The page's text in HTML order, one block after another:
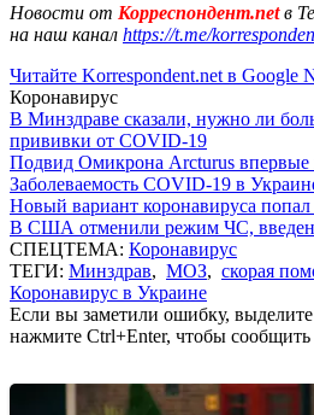
Новости от Корреспондент.netв
на наш канал https://t.me/
Читайте Korrespondent.net в Google
Коронавирус
В Минздраве сказали, нужно ли
прививки от COVID-19
Подвид Омикрона Arcturus впервые
Заболеваемость COVID-19 в
Новый вариант коронавируса
В США отменили режим ЧС,
СПЕЦТЕМА: Коронавирус
ТЕГИ: Минздрав, МОЗ, скорая
Коронавирус в Украине
Если вы заметили ошибку,
нажмите Ctrl+Enter, чтобы сообщить